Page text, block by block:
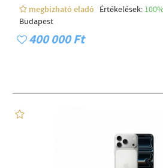
megbízható eladó
Értékelések:
Budapest
400 000 Ft